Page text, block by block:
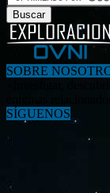
SOBRE
«Investigar,
enigmas
SÍGUENOS